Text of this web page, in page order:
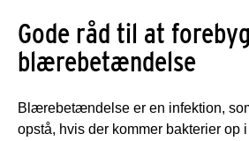
Gode råd til at
blærebetændelse
Blærebetændelse er en infektion,
opstå, hvis der kommer bakterier op